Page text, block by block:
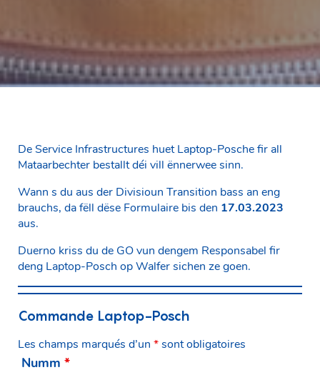
De Service Infrastructures huet Laptop-Posche fir all
Mataarbechter bestallt déi vill ënnerwee sinn.
Wann s du aus der Divisioun Transition bass an eng
brauchs, da fëll dëse Formulaire bis den 17.03.2023
aus.
Duerno kriss du de GO vun dengem Responsabel fir
deng Laptop-Posch op Walfer sichen ze goen.
Commande Laptop-Posch
Les champs marqués d’un *sont obligatoires
Numm *